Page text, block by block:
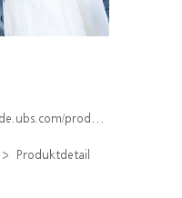
index/isin/DE000WA7W127
Produktdetail